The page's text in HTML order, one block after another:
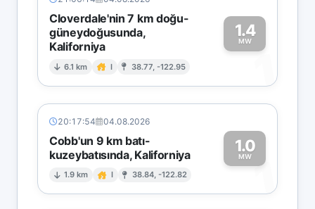
Cloverdale'nin 7 km doğu-
güneydoğusunda,
Kaliforniya
6.1 km I 38.77, -122.95
1.4
MW
1
20:17:54 04.08.2026
Cobb'un 9 km batı-
kuzeybatısında, Kaliforniya
1.9 km I 38.84, -122.82
1.0
MW1